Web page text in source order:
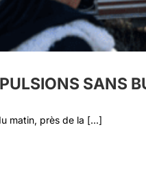
SANS
matin, près de la [...]